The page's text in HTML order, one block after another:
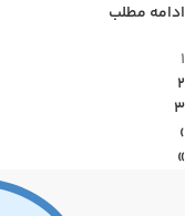
ادامه مطلب
1
2
3
›
»